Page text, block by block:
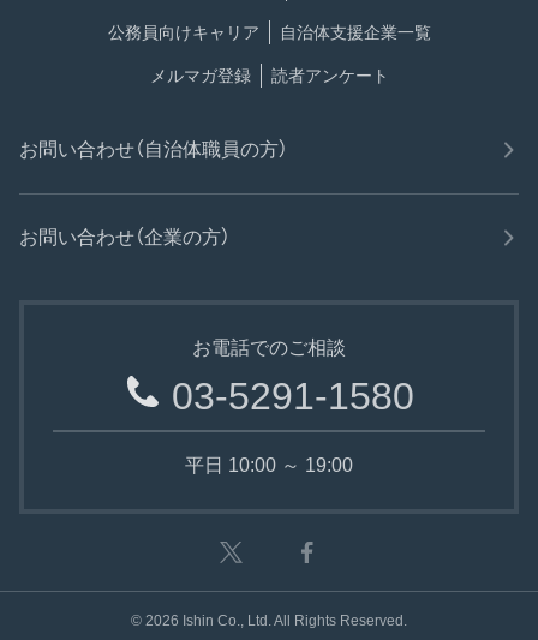
公務員向けキャリア 自治体支援企業一覧
メルマガ登録 読者アンケート
お問い合わせ（自治体職員の方）
お問い合わせ（企業の方）
お電話でのご相談
03-5291-1580
平日 10:00 ～ 19:00
© 2026 Ishin Co., Ltd. All Rights Reserved.